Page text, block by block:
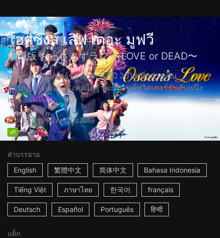
โอสซังส์ เลิฟ เดอะ มูฟวี
劇場版 おっさんずラブ 〜LOVE or DEAD〜
เวอร์ชั่นภาพยนตร์ของละครทีวีปี 2018 ที่กลายเป็น
ปรากฏการณ์ทางสังคมในฐานะเทรนด์ทวิตเตอร์อันดับหนึ่ง
และ... เพิ่มเติม
1h53mประเทศญี่ปุ่น2019
ฟรี
คำบรรยาย
English
繁體中文 简体中文 Bahasa Indonesia
Tiếng Việt ภาษาไทย 한국어 français
Deutsch Español Português हिन्दी
แท็ก